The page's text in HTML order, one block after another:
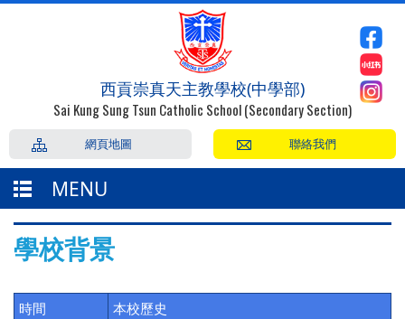
西貢崇真天主教學校(中學部)
Sai Kung Sung Tsun Catholic School (Secondary Section)
聯絡我們
網頁地圖
MENU
學校背景
時間
本校歷史